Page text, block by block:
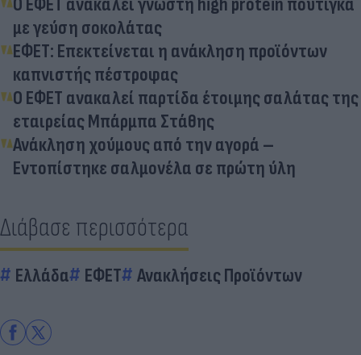
Ο ΕΦΕΤ ανακαλεί γνωστή high protein πουτίγκα
με γεύση σοκολάτας
ΕΦΕΤ: Επεκτείνεται η ανάκληση προϊόντων
καπνιστής πέστροφας
Ο ΕΦΕΤ ανακαλεί παρτίδα έτοιμης σαλάτας της
εταιρείας Μπάρμπα Στάθης
Ανάκληση χούμους από την αγορά –
Εντοπίστηκε σαλμονέλα σε πρώτη ύλη
Διάβασε περισσότερα
Ελλάδα ΕΦΕΤ Ανακλήσεις Προϊόντων